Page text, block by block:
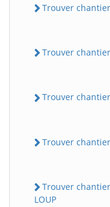
Trouver
Trouver
Trouver
Trouver
Trouver chantier
LOUP